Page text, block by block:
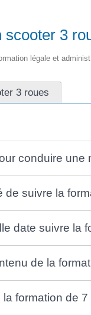
scooter 3
légale et
3 roues
conduire une
de suivre la
date suivre la
de la
formation de 7